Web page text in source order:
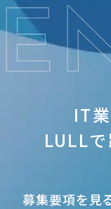
IT
LULL
募集要項を見